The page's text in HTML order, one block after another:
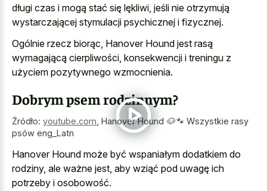
długi czas i mogą stać się lękliwi, jeśli nie otrzymują
wystarczającej stymulacji psychicznej i fizycznej.
Ogólnie rzecz biorąc, Hanover Hound jest rasą
wymagającą cierpliwości, konsekwencji i treningu z
użyciem pozytywnego wzmocnienia.
Dobrym psem rodzinnym?
Źródło: youtube.com Hanover Hound 🐶🐾 Wszystkie rasy
psów eng_Latn
Hanover Hound może być wspaniałym dodatkiem do
rodziny, ale ważne jest, aby wziąć pod uwagę ich
potrzeby i osobowość.